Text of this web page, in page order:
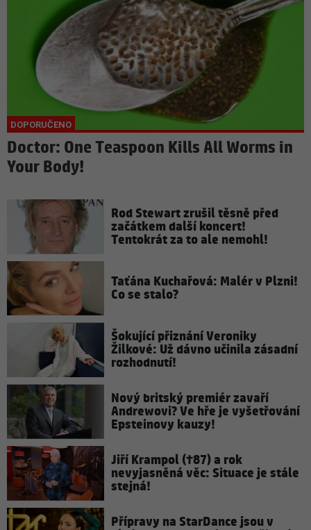
Doctor: One Teaspoon Kills All Worms in
Your Body!
Rod Stewart zrušil těsně před
začátkem další koncert!
Tentokrát za to ale nemohl!
Taťána Kuchařová: Malér v Plzni!
Co se stalo?
Šokující přiznání Veroniky
Žilkové: Už dávno učinila zásadní
rozhodnutí!
Nový britský premiér zavaří
Andrewovi? Ve hře je vyšetřování
Epsteinovy kauzy!
Jiří Krampol (†87) a rok
nevyjasněná věc: Situace je stále
stejná!
Přípravy na StarDance jsou v